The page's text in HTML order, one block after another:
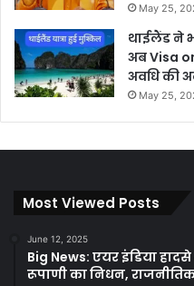
May 25,
थाईलैंड ने
अब Visa
अवधि की
May 25,
Most Viewed Posts
June 12, 2025
Big News: एयर इंडिया
रूपाणी का निधन,